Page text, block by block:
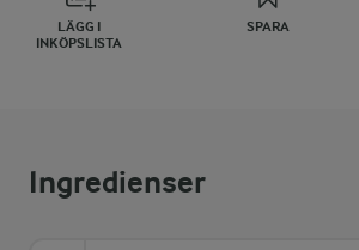
LÄGG I
INKÖPSLISTA
SPARA
Ingredienser